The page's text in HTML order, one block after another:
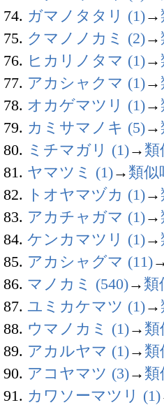
74. ガマノタタリ (1)→
75. クマノノカミ (2)→
76. ヒカリノタマ (1)→
77. アカシャクマ (1)→
78. オカゲマツリ (1)→
79. カミサマノキ (5)→
80. ミチマガリ (1)→ 類
81. ヤマツミ (1)→ 類似
82.
トオヤマヅカ (1)→
83. アカチャガマ (1)→
84. ケンカマツリ (1)→
85. アカシャグマ (11)
86. マノカミ (540)→ 類
87. ユミカケマツ (1)→
88. ウマノカミ (1)→ 類
89. アカルヤマ (1)→ 類
90. アコヤマツ (3)→ 類
91. カワソーマツリ (1)